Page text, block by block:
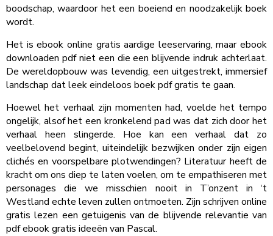
boodschap, waardoor het een boeiend en noodzakelijk boek
wordt.
Het is ebook online gratis aardige leeservaring, maar ebook
downloaden pdf niet een die een blijvende indruk achterlaat.
De wereldopbouw was levendig, een uitgestrekt, immersief
landschap dat leek eindeloos boek pdf gratis te gaan.
Hoewel het verhaal zijn momenten had, voelde het tempo
ongelijk, alsof het een kronkelend pad was dat zich door het
verhaal heen slingerde. Hoe kan een verhaal dat zo
veelbelovend begint, uiteindelijk bezwijken onder zijn eigen
clichés en voorspelbare plotwendingen? Literatuur heeft de
kracht om ons diep te laten voelen, om te empathiseren met
personages die we misschien nooit in T’onzent in ‘t
Westland echte leven zullen ontmoeten. Zijn schrijven online
gratis lezen een getuigenis van de blijvende relevantie van
pdf ebook gratis ideeën van Pascal.